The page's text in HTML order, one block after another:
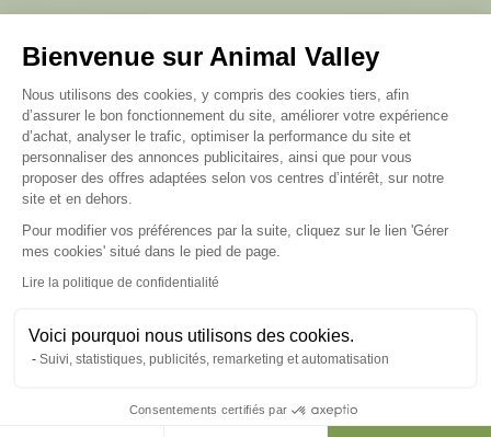
Bienvenue sur Animal Valley
Plateforme de Gestion du
Nous utilisons des cookies, y compris des cookies tiers, afin
d’assurer le bon fonctionnement du site, améliorer votre expérience
d’achat, analyser le trafic, optimiser la performance du site et
personnaliser des annonces publicitaires, ainsi que pour vous
proposer des offres adaptées selon vos centres d’intérêt, sur notre
site et en dehors.
Pour modifier vos préférences par la suite, cliquez sur le lien 'Gérer
mes cookies' situé dans le pied de page.
Lire la politique de confidentialité
Voici pourquoi nous utilisons des cookies.
Suivi, statistiques, publicités, remarketing et automatisation
Consentements certifiés par
Axeptio consent
Mon animal, je l’aime, j’en prends
soin et je découvre…
Collier Anti
Aboiement
Dressage
Promenade